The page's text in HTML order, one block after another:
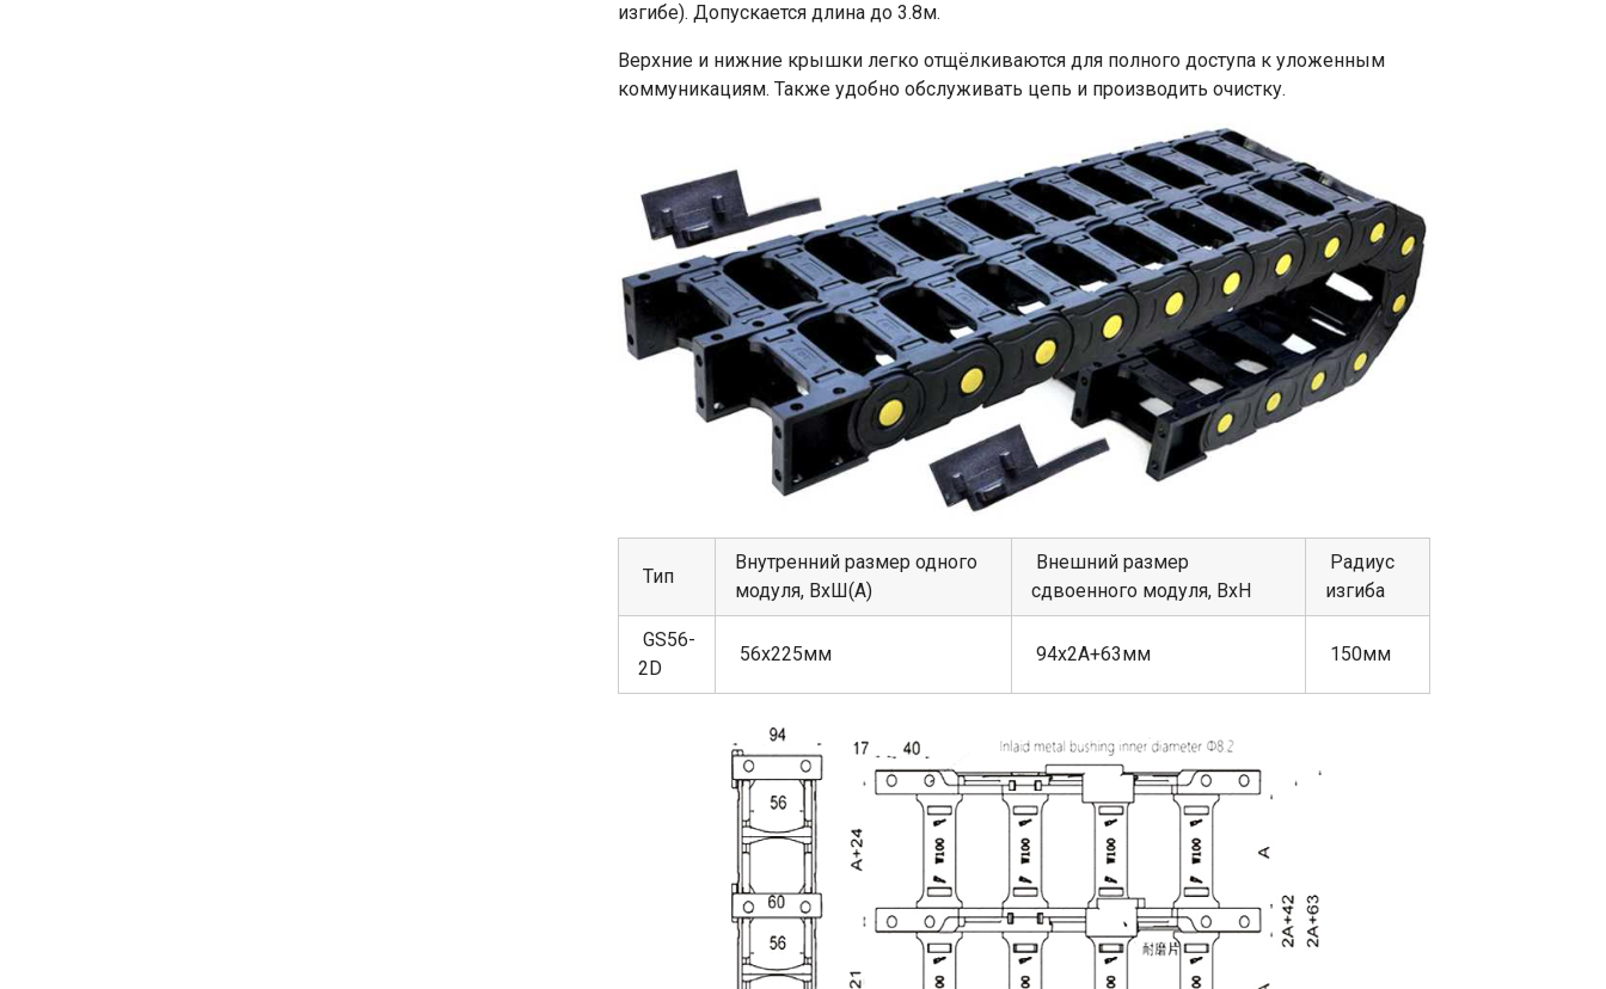
изгибе). Допускается длина до 3.8м.
Верхние и нижние крышки легко отщёлкиваются для полного доступа к уложенным
коммуникациям. Также удобно обслуживать цепь и производить очистку.
Тип
Внутренний размер одного
модуля, ВхШ(А)
Внешний размер
сдвоенного модуля, ВхН
Радиус
изгиба
GS56-
2D
56х225мм 94х2А+63мм 150мм